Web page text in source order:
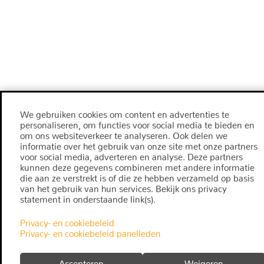
We gebruiken cookies om content en advertenties te
personaliseren, om functies voor social media te bieden en
om ons websiteverkeer te analyseren. Ook delen we
informatie over het gebruik van onze site met onze partners
voor social media, adverteren en analyse. Deze partners
kunnen deze gegevens combineren met andere informatie
die aan ze verstrekt is of die ze hebben verzameld op basis
van het gebruik van hun services. Bekijk ons privacy
statement in onderstaande link(s).
Privacy- en cookiebeleid
Privacy- en cookiebeleid panelleden